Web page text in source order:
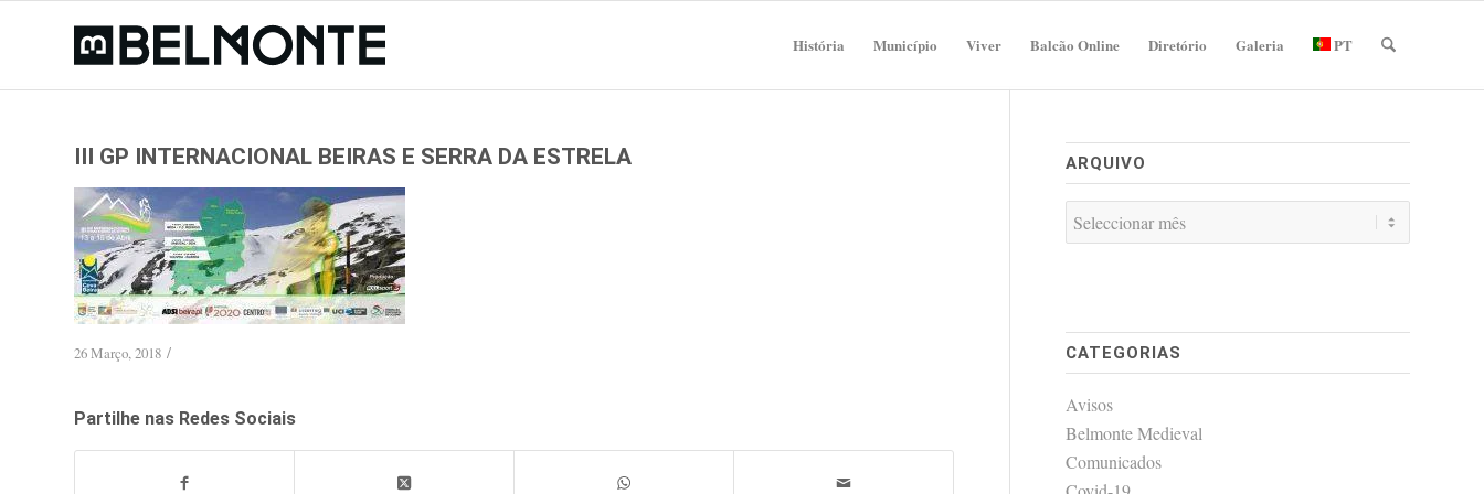
História Município Viver Balcão Online Diretório Galeria PT
III GP INTERNACIONAL BEIRAS E SERRA DA ESTRELA
26 Março, 2018 /
Partilhe nas Redes Sociais
ARQUIVO
CATEGORIAS
Avisos
Belmonte Medieval
Comunicados